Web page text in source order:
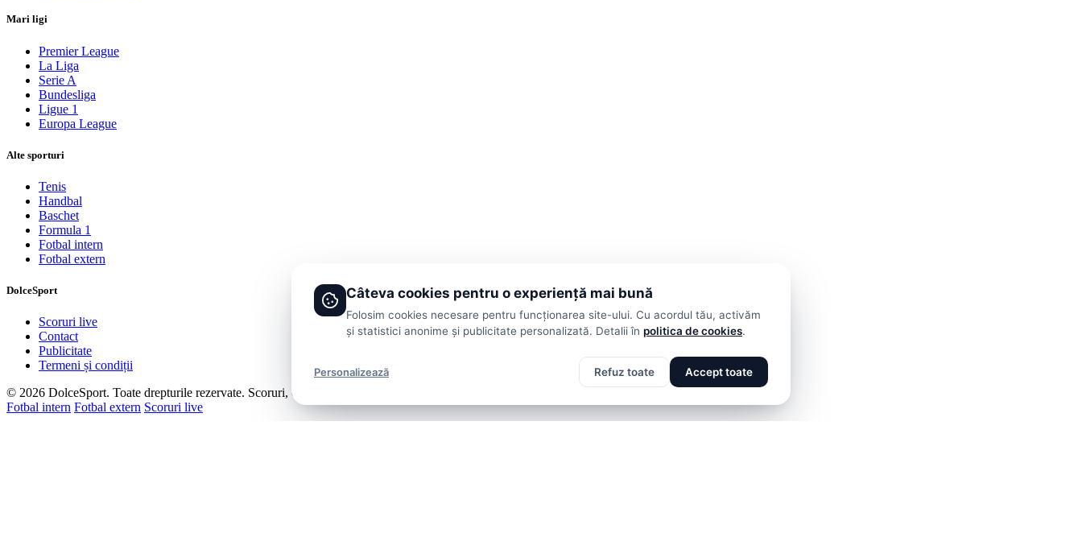
Mari ligi
Premier League
La Liga
Serie A
Bundesliga
Ligue 1
Europa League
Alte sporturi
Tenis
Handbal
Baschet
Formula 1
Fotbal intern
Fotbal extern
DolceSport
Scoruri live
Contact
Publicitate
Termeni și condiții
© 2026 DolceSport. Toate drepturile rezervate. Scoruri, clasamente și analize din toate competițiile
Fotbal intern Fotbal extern Scoruri live
Câteva cookies pentru o experiență mai bună
Folosim cookies necesare pentru funcționarea site-ului. Cu acordul tău, activăm
și statistici anonime și publicitate personalizată. Detalii în politica de cookies.
Personalizează Refuz toate Accept toate